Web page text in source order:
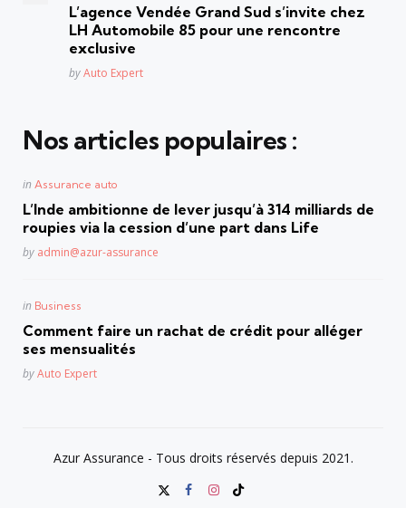
L’agence Vendée Grand Sud s’invite chez
LH Automobile 85 pour une rencontre
exclusive
Posted
byAuto Expert
Nos articles populaires :
Posted
in
in Assurance auto
L’Inde ambitionne de lever jusqu’à 314 milliards de
roupies via la cession d’une part dans Life
Posted
by admin@azur-assurance
Posted
in
in Business
Comment faire un rachat de crédit pour alléger
ses mensualités
Posted
byAuto Expert
Azur Assurance - Tous droits réservés depuis 2021.